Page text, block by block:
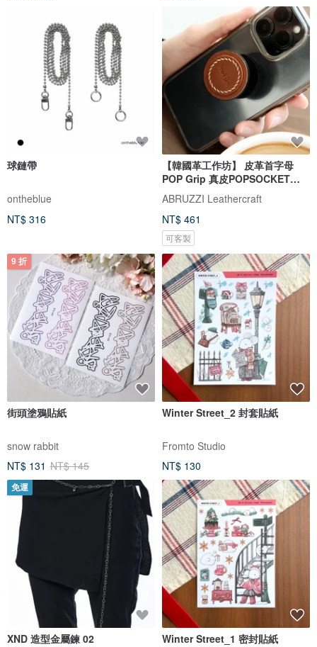
球鏈帶
ontheblue
NT$ 316
【韓國革工作坊】 皮革首字母
POP Grip 真皮POPSOCKET
Hand Holder 免刻字
ABRUZZI Leathercraft
NT$ 461
可客製
9 折
街頭塗鴉貼紙
snow rabbit
NT$ 131 NT$ 145
Winter Street_2 封套貼紙
Fromto Studio
NT$ 130
免運
XND 造型金屬鍊 02 Winter Street_1 密封貼紙